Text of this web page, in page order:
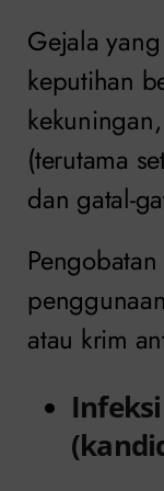
Gejala
keputihan
(terutama
dan gatal-
atau krim